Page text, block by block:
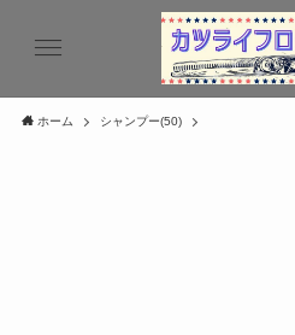
ホーム シャンプー(50)